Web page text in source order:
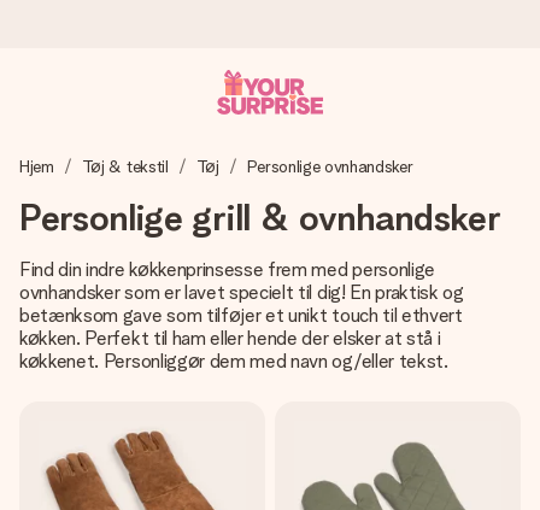
Vi laver din gave med omhu og sender den lynhurtigt – så
betyder allermest.
4,7 (baseret på +15.000 anmeldelser)
Vores gaver inspirerer. Kunderne giver os 4,7 på Google
Gratis kort med hilsen
Hjem Tøj & tekstil Tøj Personlige ovnhandsker
Personlige grill & ovnhandsker
Find din indre køkkenprinsesse frem med personlige
ovnhandsker som er lavet specielt til dig! En praktisk og
betænksom gave som tilføjer et unikt touch til ethvert
køkken. Perfekt til ham eller hende der elsker at stå i
køkkenet. Personliggør dem med navn og/eller tekst.